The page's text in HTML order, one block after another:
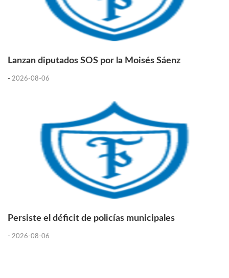
Lanzan diputados SOS por la Moisés Sáenz
- 2026-08-06
Persiste el déficit de policías municipales
- 2026-08-06